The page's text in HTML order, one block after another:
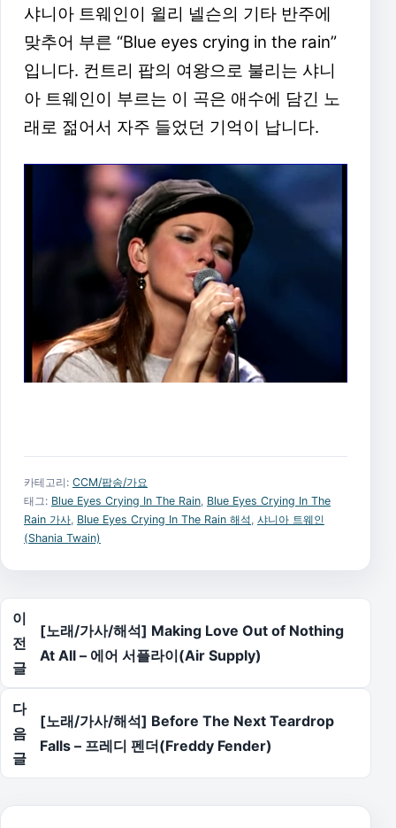
샤니아 트웨인이 윌리 넬슨의 기타 반주에
맞추어 부른 “Blue eyes crying in the rain”
입니다. 컨트리 팝의 여왕으로 불리는 샤니
아 트웨인이 부르는 이 곡은 애수에 담긴 노
래로 젊어서 자주 들었던 기억이 납니다.
카테고리: CCM/팝송/가요
태그: Blue Eyes Crying In The Rain Blue Eyes Crying In The
Rain 가사 Blue Eyes Crying In The Rain 해석 샤니아 트웨인
(Shania Twain)
글 탐색
이
전
글
[노래/가사/해석] Making Love Out of Nothing
At All – 에어 서플라이(Air Supply)
다
음
글
[노래/가사/해석] Before The Next Teardrop
Falls – 프레디 펜더(Freddy Fender)